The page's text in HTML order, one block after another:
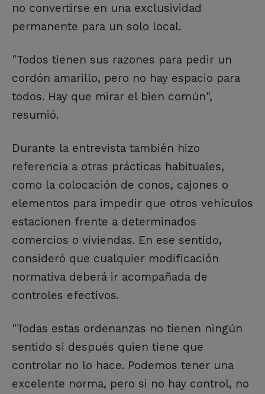
no convertirse en una exclusividad
permanente para un solo local.
"Todos tienen sus razones para pedir un
cordón amarillo, pero no hay espacio para
todos. Hay que mirar el bien común",
resumió.
Durante la entrevista también hizo
referencia a otras prácticas habituales,
como la colocación de conos, cajones o
elementos para impedir que otros vehículos
estacionen frente a determinados
comercios o viviendas. En ese sentido,
consideró que cualquier modificación
normativa deberá ir acompañada de
controles efectivos.
"Todas estas ordenanzas no tienen ningún
sentido si después quien tiene que
controlar no lo hace. Podemos tener una
excelente norma, pero si no hay control, no